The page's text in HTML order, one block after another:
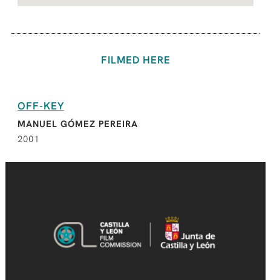
FILMED HERE
OFF-KEY
MANUEL GÓMEZ PEREIRA
2001